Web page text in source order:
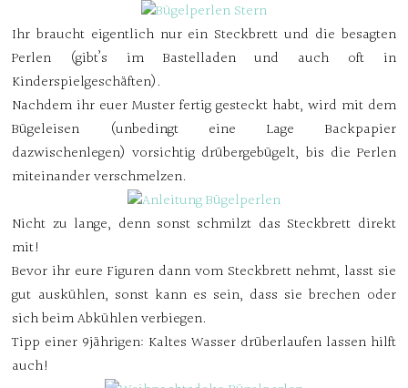
Ihr braucht eigentlich nur ein Steckbrett und die besagten
Perlen (gibt’s im Bastelladen und auch oft in
Kinderspielgeschäften).
Nachdem ihr euer Muster fertig gesteckt habt, wird mit dem
Bügeleisen (unbedingt eine Lage Backpapier
dazwischenlegen) vorsichtig drübergebügelt, bis die Perlen
miteinander verschmelzen.
Nicht zu lange, denn sonst schmilzt das Steckbrett direkt
mit!
Bevor ihr eure Figuren dann vom Steckbrett nehmt, lasst sie
gut auskühlen, sonst kann es sein, dass sie brechen oder
sich beim Abkühlen verbiegen.
Tipp einer 9jährigen: Kaltes Wasser drüberlaufen lassen hilft
auch!